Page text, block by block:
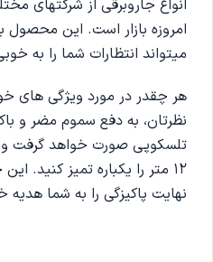
امروزه بازار است. این
میتواند انتظارات شما را به
نظرتان، به دفع سموم مضر و
12 متر را یکباره تمیز
نهایت پاکیزگی را به شما